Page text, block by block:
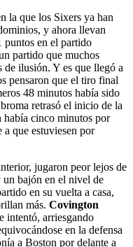
la que los Sixers ya han
y ahora llevan
puntos en el partido
partido que muchos
de ilusión. Y es que llegó a
pensaron que el tiro final
48 minutos había sido
retrasó el inicio de la
había cinco minutos por
a que estuviesen por
jugaron peor lejos de
bajón en el nivel de
en su vuelta a casa,
más. Covington
intentó, arriesgando
en la defensa
a Boston por delante a